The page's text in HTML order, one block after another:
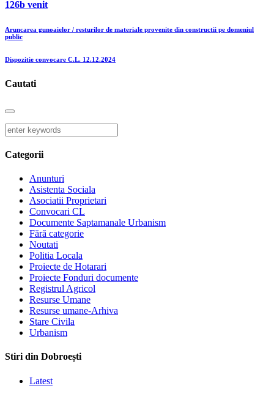
126b venit
Aruncarea gunoaielor / resturilor de materiale provenite din constructii pe domeniul
public
Dispozitie convocare C.L. 12.12.2024
Cautati
Categorii
Anunturi
Asistenta Sociala
Asociatii Proprietari
Convocari CL
Documente Saptamanale Urbanism
Fără categorie
Noutati
Politia Locala
Proiecte de Hotarari
Proiecte Fonduri documente
Registrul Agricol
Resurse Umane
Resurse umane-Arhiva
Stare Civila
Urbanism
Stiri din Dobroești
Latest